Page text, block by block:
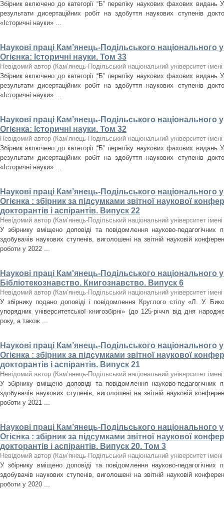
Збірник включено до категорії “Б” переліку наукових фахових видань
результати дисертаційних робіт на здобуття наукових ступенів
«Історичні науки» ...
Наукові праці Кам’янець-Подільського національного
Огієнка: Історичні науки. Том 33
Невідомий автор (Кам’янець-Подільський національний університет
Збірник включено до категорії “Б” переліку наукових фахових видань
результати дисертаційних робіт на здобуття наукових ступенів
«Історичні науки» ...
Наукові праці Кам’янець-Подільського національного
Огієнка: Історичні науки. Том 32
Невідомий автор (Кам’янець-Подільський національний університет
Збірник включено до категорії “Б” переліку наукових фахових видань
результати дисертаційних робіт на здобуття наукових ступенів
«Історичні науки» ...
Наукові праці Кам’янець-Подільського національного
Огієнка : збірник за підсумками звітної наукової
докторантів і аспірантів. Випуск 22
Невідомий автор (Кам’янець-Подільський національний університет
У збірнику вміщено доповіді та повідомлення науково-педагогічних
здобувачів наукових ступенів, виголошені на звітній науковій
роботи у 2022 ...
Наукові праці Кам'янець-Подільського національного
Бібліотекознавство. Книгознавство. Випуск 6
Невідомий автор (Кам’янець-Подільський національний університет
У збірнику подано доповіді і повідомлення Круглого стілу «Л. У.
упорядник університетської книгозбірні» (до 125-річчя від дня
року, а також ...
Наукові праці Кам’янець-Подільського національного
Огієнка : збірник за підсумками звітної наукової
докторантів і аспірантів. Випуск 21
Невідомий автор (Кам’янець-Подільський національний університет
У збірнику вміщено доповіді та повідомлення науково-педагогічних
здобувачів наукових ступенів, виголошені на звітній науковій
роботи у 2021 ...
Наукові праці Кам’янець-Подільського національного
Огієнка : збірник за підсумками звітної наукової
докторантів і аспірантів. Випуск 20. Том 3
Невідомий автор (Кам’янець-Подільський національний університет
У збірнику вміщено доповіді та повідомлення науково-педагогічних
здобувачів наукових ступенів, виголошені на звітній науковій
роботи у 2020 ...